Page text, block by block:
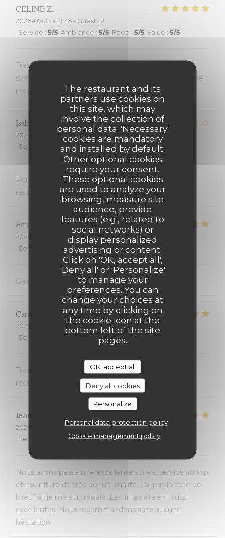
The restaurant and its
partners use cookies on
this site, which may
involve the collection of
personal data. 'Necessary'
cookies are mandatory
and installed by default.
Other optional cookies
require your consent.
These optional cookies
are used to analyze your
browsing, measure site
audience, provide
features (e.g., related to
social networks) or
display personalized
advertising or content.
Click on 'OK, accept all',
'Deny all' or 'Personalize'
to manage your
preferences. You can
change your choices at
any time by clicking on
the cookie icon at the
bottom left of the site
pages.
OK, accept all
Deny all cookies
Personalize
Personal data protection policy
Cookie management policy
CELINEZ
2026-07-23 - 19:45 - Guests 2
Service : 5/5 Ambiance : 5/5 Food : 5/5 Value : 5/5
Très bon restaurant, service extrêmement
sympathique, coup de coeur pour le welsh revisité. Je
recommande !
Isabelle
2026-07-20
- 19:30 - Guests 2
Service
Ambiance:4/5 Food :4/5 Value
Personnel très accueillant, très bons plats, carte
restreinte
Emilienne
2026-07-19
- 19:30 - Guests 2
Service
Ambiance:5/5 Food:5/5 Value
Gastvrij, gezellig, heerlijk
Carole
2026-07-18
- 21:00 - Guests 2
Service
5 /5 Food
Très bon accueil et cuisine excellente. On
recommande !
Jean-David
2026-07-13
- 20:30 - Guests 2
Service
Ambiance:5/5 Food:5/5 Value
Nous avons passé une excellente soirée, service au top
et nourriture de très bonne qualité. J’ai pris la cote de
bœuf et je me suis régalé. Les frites étaient aussi
excellentes. Nous recommandons sans aucune
hésitation.